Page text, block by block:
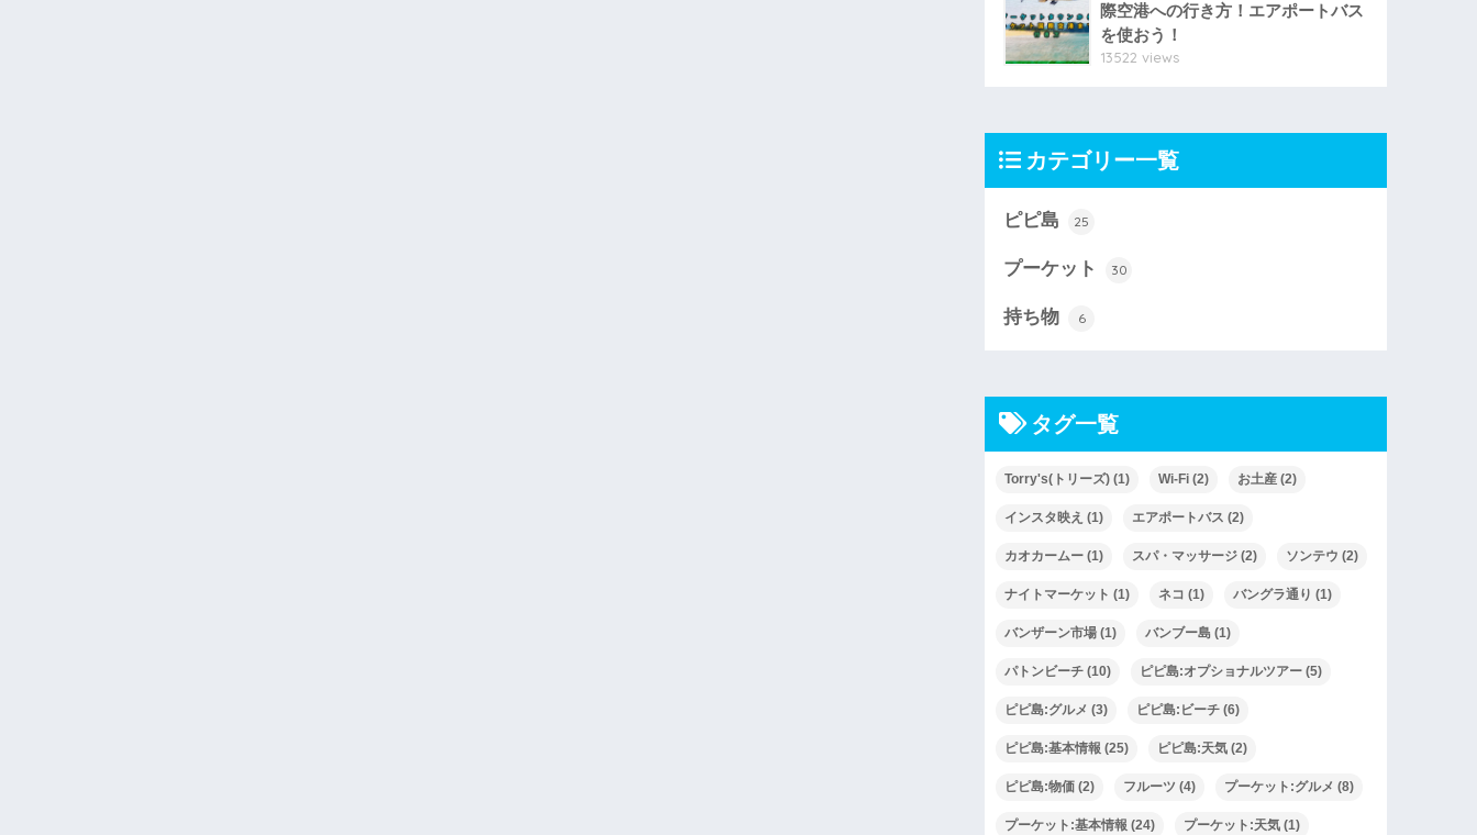
際空港への行き方！エアポートバス
を使おう！
13522 views
カテゴリー一覧
ピピ島 25
プーケット 30
持ち物 6
タグ一覧
Torry's(トリーズ) (1) Wi-Fi (2) お土産 (2)
インスタ映え (1) エアポートバス (2)
カオカームー (1) スパ・マッサージ (2) ソンテウ (2)
ナイトマーケット (1) ネコ (1) バングラ通り (1)
バンザーン市場 (1) バンブー島 (1)
パトンビーチ (10) ピピ島:オプショナルツアー (5)
ピピ島:グルメ (3) ピピ島:ビーチ (6)
ピピ島:基本情報 (25) ピピ島:天気 (2)
ピピ島:物価 (2) フルーツ (4) プーケット:グルメ (8)
プーケット:基本情報 (24) プーケット:天気 (1)